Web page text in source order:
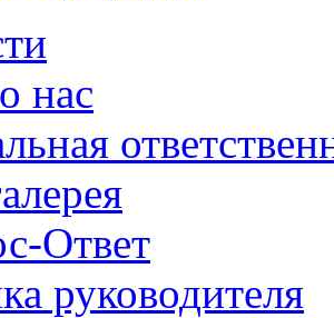
нас
Ответ
руководителя